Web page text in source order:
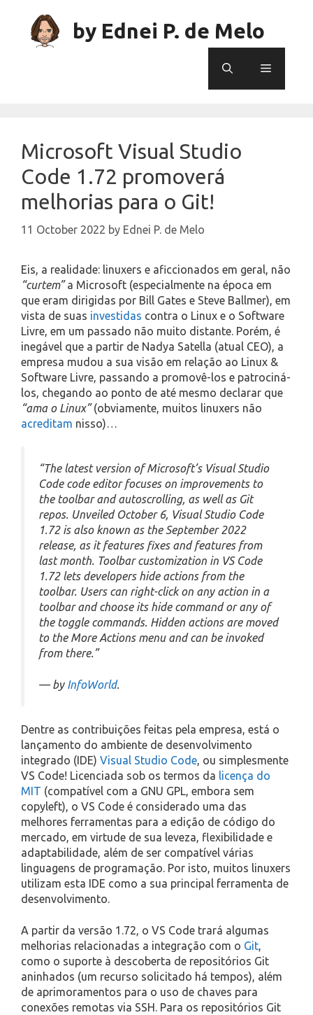
content
by Ednei P. de Melo
Menu
Microsoft Visual Studio
Code 1.72 promoverá
melhorias para o Git!
11 October 2022 by Ednei P. de Melo
Eis, a realidade: linuxers e aficcionados em geral, não
“curtem”a Microsoft (especialmente na época em
que eram dirigidas por Bill Gates e Steve Ballmer), em
vista de suas investidas contra o Linux e o Software
Livre, em um passado não muito distante. Porém, é
inegável que a partir de Nadya Satella (atual CEO), a
empresa mudou a sua visão em relação ao Linux &
Software Livre, passando a promovê-los e patrociná-
los, chegando ao ponto de até mesmo declarar que
“ama o Linux”(obviamente, muitos linuxers não
acreditam nisso)…
“The latest version of Microsoft’s Visual Studio
Code code editor focuses on improvements to
the toolbar and autoscrolling, as well as Git
repos. Unveiled October 6, Visual Studio Code
1.72 is also known as the September 2022
release, as it features fixes and features from
last month. Toolbar customization in VS Code
1.72 lets developers hide actions from the
toolbar. Users can right-click on any action in a
toolbar and choose its hide command or any of
the toggle commands. Hidden actions are moved
to the More Actions menu and can be invoked
from there.”
— by InfoWorld.
Dentre as contribuições feitas pela empresa, está o
lançamento do ambiente de desenvolvimento
integrado (IDE) Visual Studio Code, ou simplesmente
VS Code! Licenciada sob os termos da licença do
MIT (compatível com a GNU GPL, embora sem
copyleft), o VS Code é considerado uma das
melhores ferramentas para a edição de código do
mercado, em virtude de sua leveza, flexibilidade e
adaptabilidade, além de ser compatível várias
linguagens de programação. Por isto, muitos linuxers
utilizam esta IDE como a sua principal ferramenta de
desenvolvimento.
A partir da versão 1.72, o VS Code trará algumas
melhorias relacionadas a integração com o Git
como o suporte à descoberta de repositórios Git
aninhados (um recurso solicitado há tempos), além
de aprimoramentos para o uso de chaves para
conexões remotas via SSH. Para os repositórios Git